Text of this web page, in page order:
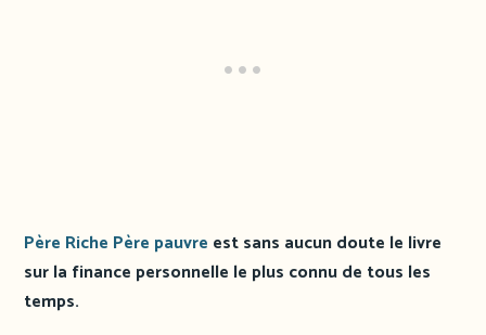
Père Riche Père pauvre est sans aucun doute le livre
sur la finance personnelle le plus connu de tous les
temps.